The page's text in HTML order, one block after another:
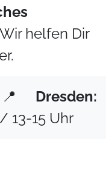
helfen Dir
📍 Dresden:
13-15 Uhr